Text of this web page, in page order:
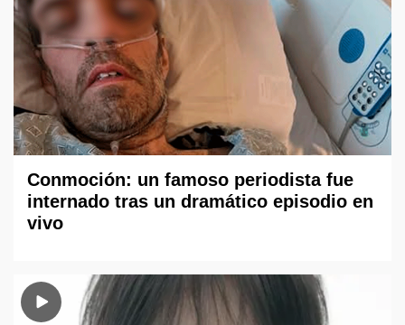
Conmoción: un famoso periodista fue
internado tras un dramático episodio en
vivo